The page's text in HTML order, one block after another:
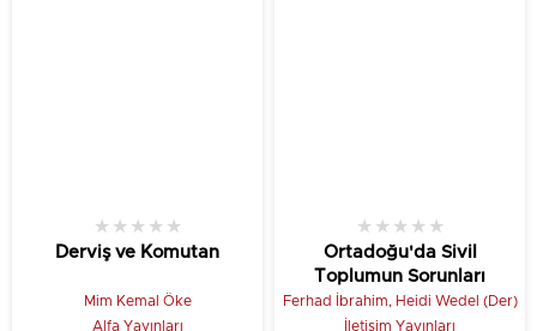
Derviş ve Komutan
★ ★ ★ ★ ★
Mim Kemal Öke
Alfa Yayınları
Ortadoğu'da Sivil
Toplumun Sorunları
★ ★ ★ ★ ★
Ferhad İbrahim, Heidi Wedel (Der)
İletişim Yayınları